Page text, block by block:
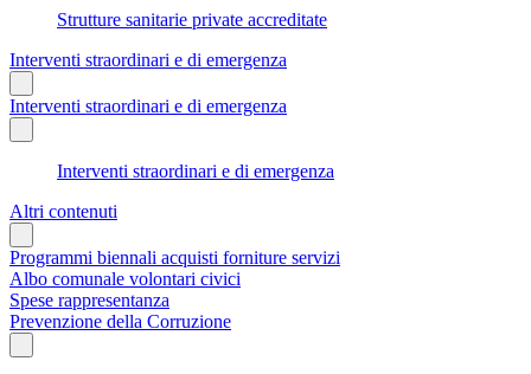
Strutture sanitarie private accreditate
Interventi straordinari e di emergenza
Interventi straordinari e di emergenza
Interventi straordinari e di emergenza
Altri contenuti
Programmi biennali acquisti forniture servizi
Albo comunale volontari civici
Spese rappresentanza
Prevenzione della Corruzione